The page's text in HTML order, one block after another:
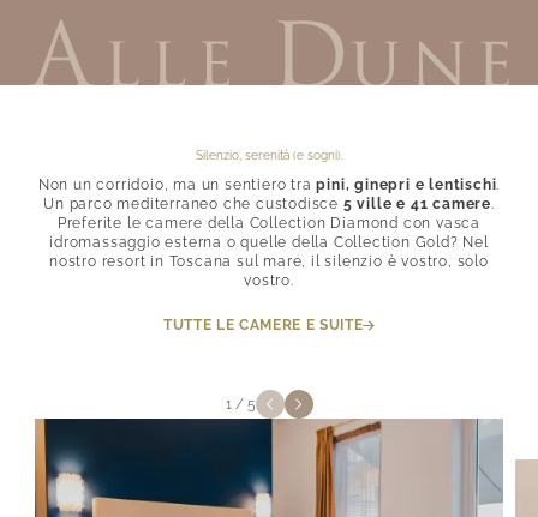
Silenzio, serenità (e sogni).
Non un corridoio, ma un sentiero trapini, ginepri e lentischi.
Un parco mediterraneo che custodisce 5 ville e 41 camere.
Preferite le camere della Collection Diamond con vasca
idromassaggio esterna o quelle della Collection Gold? Nel
nostro resort in Toscana sul mare, il silenzio è vostro, solo
vostro.
TUTTE LE CAMERE E SUITE
1 / 5